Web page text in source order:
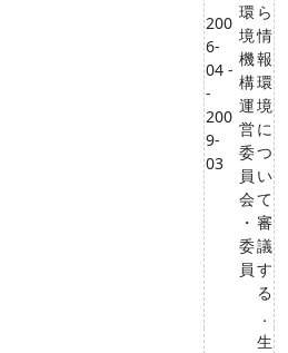
200
6-
04 -
-
200
9-
03
環
境
機
構
運
営
委
員
会
・
委
員
ら
情
報
環
境
に
つ
い
て
審
議
す
る
．
生